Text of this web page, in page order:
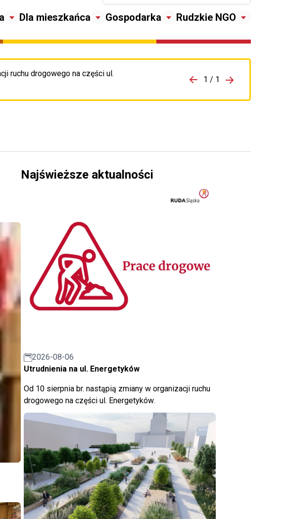
Dla mieszkańca Gospodarka Rudzkie NGO
ruchu drogowego na części ul.
Przejdź do porzpedniego komunikatu 1 / 1
Przejdź do
Najświeższe aktualności
2026-08-06
Utrudnienia na ul. Energetyków
Od 10 sierpnia br. nastąpią zmiany w organizacji ruchu
drogowego na części ul. Energetyków.